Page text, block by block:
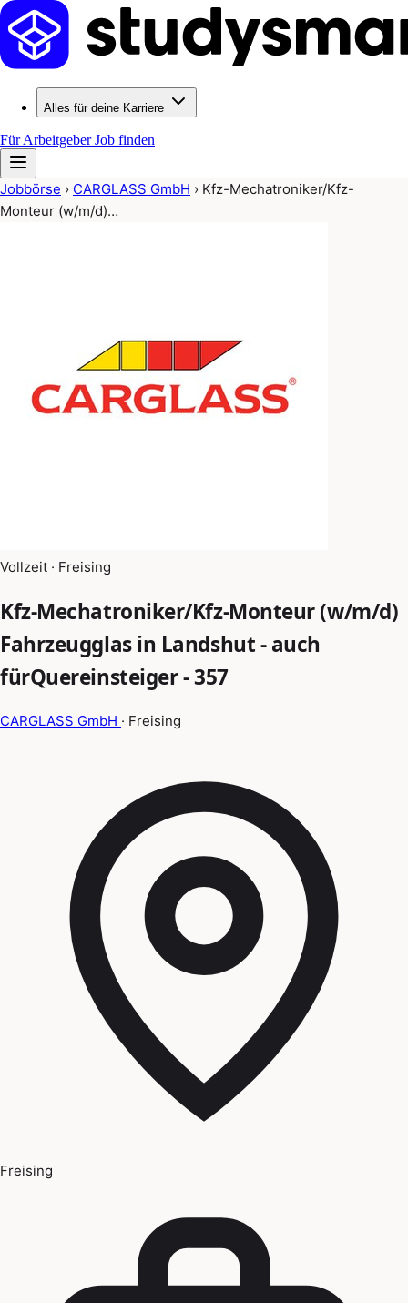
Alles für deine Karriere
Für ArbeitgeberJob finden
Jobbörse › CARGLASS GmbH › Kfz-Mechatroniker/Kfz-
Monteur (w/m/d)…
Vollzeit · Freising
Kfz-Mechatroniker/Kfz-Monteur (w/m/d)
Fahrzeugglas in Landshut - auch
fürQuereinsteiger - 357
CARGLASS GmbH · Freising
Freising